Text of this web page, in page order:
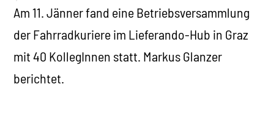
Am 11. Jänner fand eine Betriebsversammlung
der Fahrradkuriere im Lieferando-Hub in Graz
mit 40 KollegInnen statt. Markus Glanzer
berichtet.